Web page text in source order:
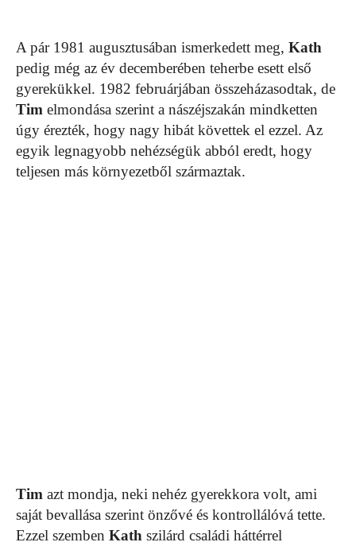
A pár 1981 augusztusában ismerkedett meg, Kath
pedig még az év decemberében teherbe esett első
gyerekükkel. 1982 februárjában összeházasodtak, de
Tim elmondása szerint a nászéjszakán mindketten
úgy érezték, hogy nagy hibát követtek el ezzel. Az
egyik legnagyobb nehézségük abból eredt, hogy
teljesen más környezetből származtak.
Tim azt mondja, neki nehéz gyerekkora volt, ami
saját bevallása szerint önzővé és kontrollálóvá tette.
Ezzel szemben Kath szilárd családi háttérrel